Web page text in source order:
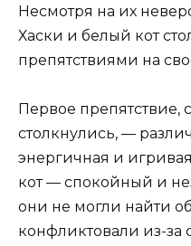
Несмотря на их
Хаски и белый кот
препятствиями на
Первое препятствие,
столкнулись, —
энергичная и
кот — спокойный и
они не могли найти
конфликтовали из-за